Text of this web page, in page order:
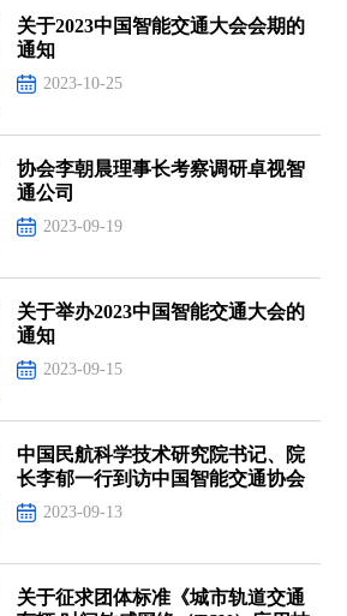
关于2023中国智能交通大会会期的
通知
2023-10-25
协会李朝晨理事长考察调研卓视智
通公司
2023-09-19
关于举办2023中国智能交通大会的
通知
2023-09-15
中国民航科学技术研究院书记、院
长李郁一行到访中国智能交通协会
2023-09-13
关于征求团体标准《城市轨道交通